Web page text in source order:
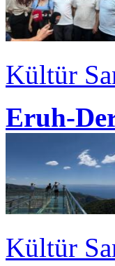
Kültür
Eruh-
Kültür